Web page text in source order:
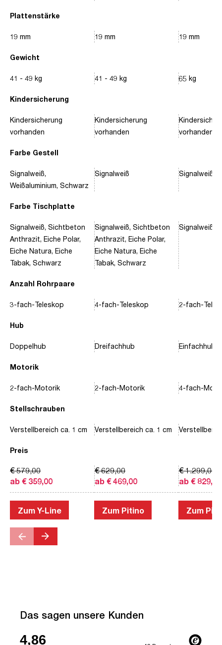
Plattenstärke
Gewicht
Kindersicherung
Farbe Gestell
Farbe Tischplatte
Anzahl Rohrpaare
Hub
Motorik
Stellschrauben
Preis
19 mm
41 - 49 kg
Kindersicherung
vorhanden
Signalweiß,
Weißaluminium, Schwarz
Signalweiß, Sichtbeton
Anthrazit, Eiche Polar,
Eiche Natura, Eiche
Tabak, Schwarz
3-fach-Teleskop
Doppelhub
2-fach-Motorik
Verstellbereich ca. 1 cm
ab € 359,00
€ 579,00
Zum Y-Line
19 mm
41 - 49 kg
Kindersicherung
vorhanden
Signalweiß
Signalweiß, Sichtbeton
Anthrazit, Eiche Polar,
Eiche Natura, Eiche
Tabak, Schwarz
4-fach-Teleskop
Dreifachhub
2-fach-Motorik
Verstellbereich ca. 1 cm
ab € 469,00
€ 629,00
Zum Pitino
19 mm
65 kg
vorhanden
Signalweiß,
Signalweiß,
2-fach-
Einfachhub
4-fach-
ab € 829,00
€ 1.299,00
Zum
Das sagen unsere Kunden